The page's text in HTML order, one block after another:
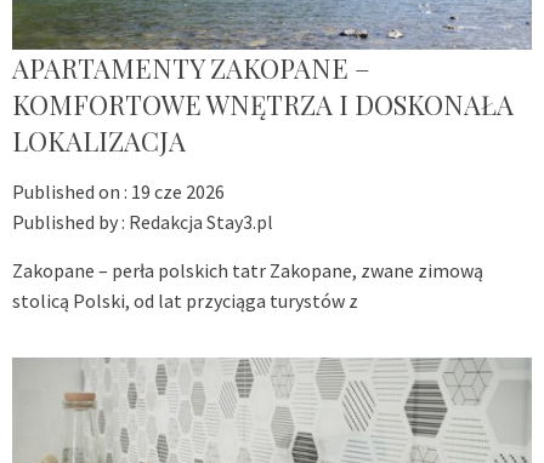
APARTAMENTY ZAKOPANE –
KOMFORTOWE WNĘTRZA I DOSKONAŁA
LOKALIZACJA
Published on : 19 cze 2026
Published by : Redakcja Stay3.pl
Zakopane – perła polskich tatr Zakopane, zwane zimową
stolicą Polski, od lat przyciąga turystów z